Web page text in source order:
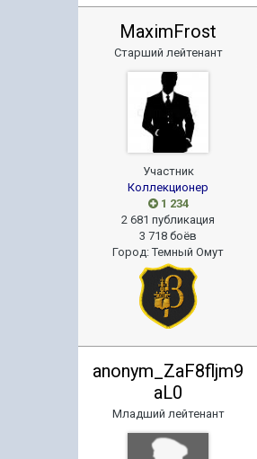
MaximFrost
Старший лейтенант
Участник
Коллекционер
1 234
2 681 публикация
3 718 боёв
Город:Темный Омут
anonym_ZaF8fljm9
aL0
Младший лейтенант